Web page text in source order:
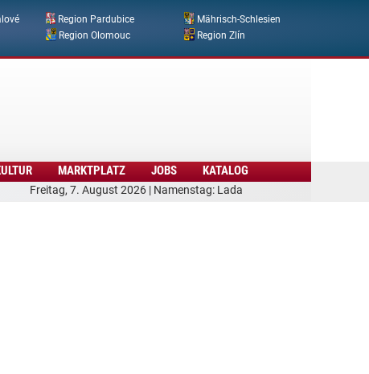
Region Pardubice
Mährisch-Schlesien
Region Olomouc Region Zlín
Freitag, 7. August 2026 | Namenstag: Lada
MARKTPLATZ JOBS KATALOG